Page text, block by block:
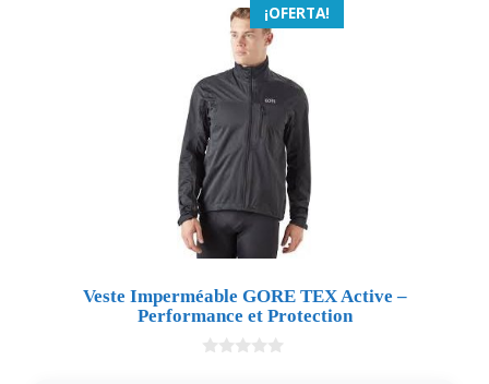
¡OFERTA!
Veste Imperméable GORE TEX Active –
Performance et Protection